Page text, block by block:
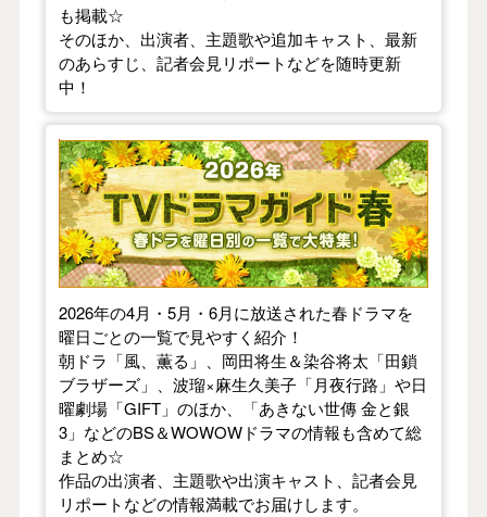
も掲載☆
そのほか、出演者、主題歌や追加キャスト、最新
のあらすじ、記者会見リポートなどを随時更新
中！
【2026年春】TVドラマガイド
2026年の4月・5月・6月に放送された春ドラマを
曜日ごとの一覧で見やすく紹介！
朝ドラ「風、薫る」、岡田将生＆染谷将太「田鎖
ブラザーズ」、波瑠×麻生久美子「月夜行路」や日
曜劇場「GIFT」のほか、「あきない世傳 金と銀
3」などのBS＆WOWOWドラマの情報も含めて総
まとめ☆
作品の出演者、主題歌や出演キャスト、記者会見
リポートなどの情報満載でお届けします。